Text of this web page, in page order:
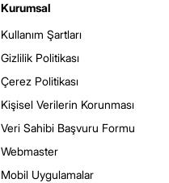
Kurumsal
Kullanım Şartları
Gizlilik Politikası
Çerez Politikası
Kişisel Verilerin Korunması
Veri Sahibi Başvuru Formu
Webmaster
Mobil Uygulamalar